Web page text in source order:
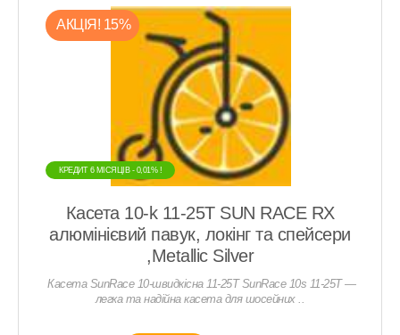
АКЦIЯ! 15%
КРЕДИТ 6 МIСЯЦIВ - 0,01% !
Касета 10-k 11-25T SUN RACE RX
алюмінієвий павук, локінг та спейсери
,Metallic Silver
Касета SunRace 10-швидкісна 11-25T SunRace 10s 11-25T —
легка та надійна касета для шосейних ..